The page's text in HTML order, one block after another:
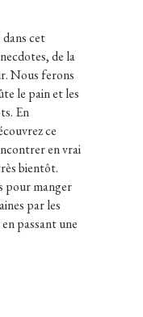
cet
de la
Nous ferons
le pain et les
En
ce
en vrai
bientôt.
pour manger
par les
passant une